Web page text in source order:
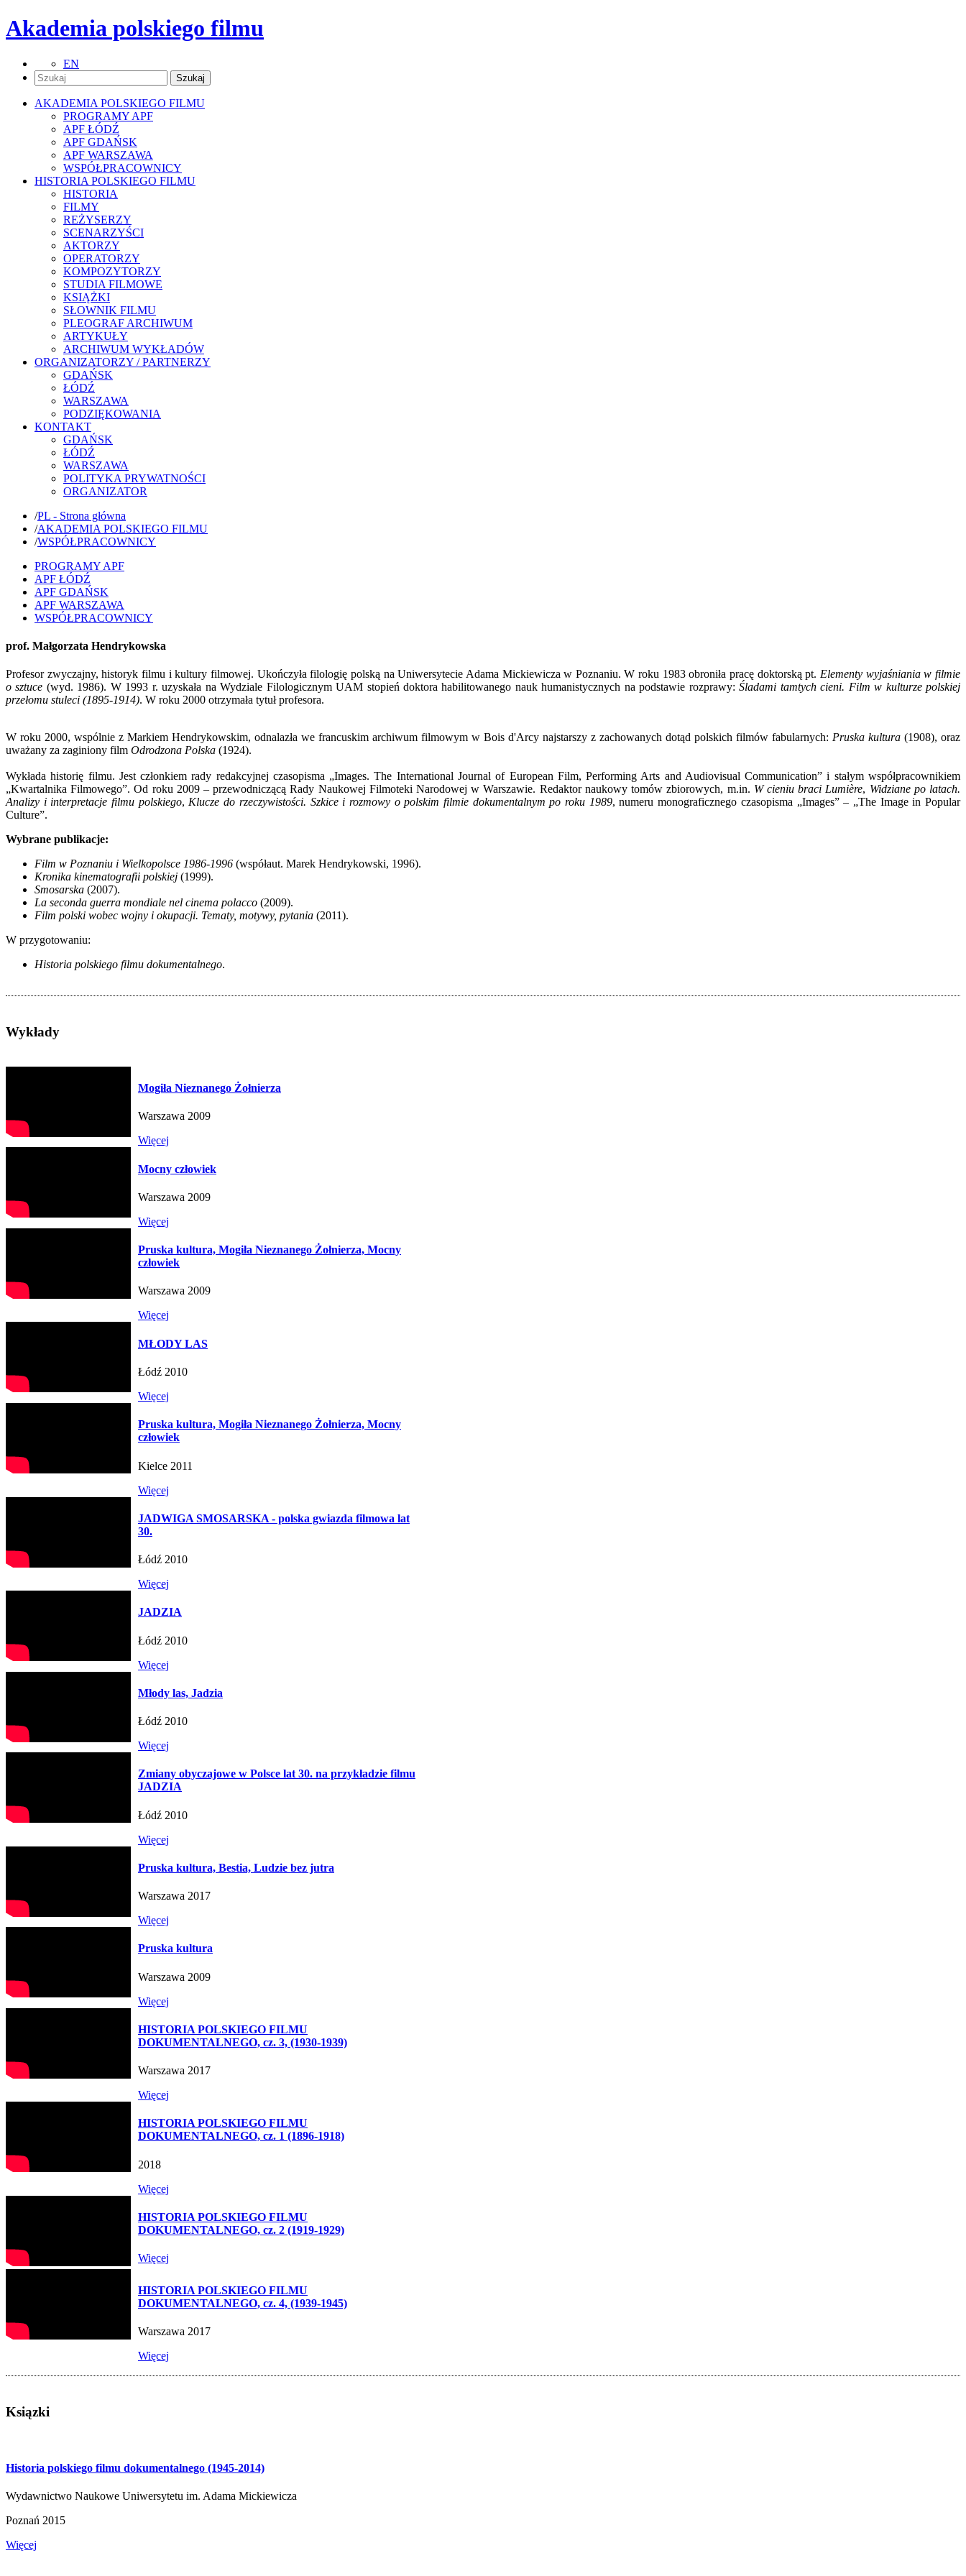
Akademia polskiego filmu
EN
AKADEMIA POLSKIEGO FILMU
PROGRAMY APF
APF ŁÓDŹ
APF GDAŃSK
APF WARSZAWA
WSPÓŁPRACOWNICY
HISTORIA POLSKIEGO FILMU
HISTORIA
FILMY
REŻYSERZY
SCENARZYŚCI
AKTORZY
OPERATORZY
KOMPOZYTORZY
STUDIA FILMOWE
KSIĄŻKI
SŁOWNIK FILMU
PLEOGRAF ARCHIWUM
ARTYKUŁY
ARCHIWUM WYKŁADÓW
ORGANIZATORZY / PARTNERZY
GDAŃSK
ŁÓDŹ
WARSZAWA
PODZIĘKOWANIA
KONTAKT
GDAŃSK
ŁÓDŹ
WARSZAWA
POLITYKA PRYWATNOŚCI
ORGANIZATOR
/PL - Strona główna
/AKADEMIA POLSKIEGO FILMU
/WSPÓŁPRACOWNICY
PROGRAMY APF
APF ŁÓDŹ
APF GDAŃSK
APF WARSZAWA
WSPÓŁPRACOWNICY
prof. Małgorzata Hendrykowska
Profesor zwyczajny, historyk filmu i kultury filmowej. Ukończyła filologię polską na Uniwersytecie Adama Mickiewicza w Poznaniu. W roku 1983 obroniła pracę doktorską pt.Elementy wyjaśniania w filmie
o sztuce (wyd. 1986). W 1993 r. uzyskała na Wydziale Filologicznym UAM stopień doktora habilitowanego nauk humanistycznych na podstawie rozprawy:Śladami tamtych cieni. Film w kulturze polskiej
przełomu stuleci (1895-1914). W roku 2000 otrzymała tytuł profesora.
W roku 2000, wspólnie z Markiem Hendrykowskim, odnalazła we francuskim archiwum filmowym w Bois d'Arcy najstarszy z zachowanych dotąd polskich filmów fabularnych: Pruska kultura (1908), oraz
uważany za zaginiony film Odrodzona Polska (1924).
Wykłada historię filmu. Jest członkiem rady redakcyjnej czasopisma „Images. The International Journal of European Film, Performing Arts and Audiovisual Communication” i stałym współpracownikiem
„Kwartalnika Filmowego”. Od roku 2009 – przewodniczącą Rady Naukowej Filmoteki Narodowej w Warszawie. Redaktor naukowy tomów zbiorowych, m.in. W cieniu braciLumière, Widziane po latach.
Analizy i interpretacje filmu polskiego,Klucze do rzeczywistości. Szkice i rozmowy o polskim filmie dokumentalnym po roku 1989, numeru monograficznego czasopisma „Images” – „The Image in Popular
Culture”.
Wybrane publikacje:
Film w Poznaniu i Wielkopolsce 1986-1996 (współaut. Marek Hendrykowski, 1996).
Kronika kinematografii polskiej (1999).
Smosarska (2007).
La seconda guerra mondiale nel cinema polacco (2009).
Film polski wobec wojny i okupacji. Tematy, motywy, pytania (2011).
W przygotowaniu:
Historia polskiego filmu dokumentalnego.
Wykłady
Mogiła Nieznanego Żołnierza
Warszawa 2009
Więcej
Mocny człowiek
Warszawa 2009
Więcej
Pruska kultura, Mogiła Nieznanego Żołnierza, Mocny
człowiek
Warszawa 2009
Więcej
MŁODY LAS
Łódź 2010
Więcej
Pruska kultura, Mogiła Nieznanego Żołnierza, Mocny
człowiek
Kielce 2011
Więcej
JADWIGA SMOSARSKA - polska gwiazda filmowa lat
30.
Łódź 2010
Więcej
JADZIA
Łódź 2010
Więcej
Młody las, Jadzia
Łódź 2010
Więcej
Zmiany obyczajowe w Polsce lat 30. na przykładzie filmu
JADZIA
Łódź 2010
Więcej
Pruska kultura, Bestia, Ludzie bez jutra
Warszawa 2017
Więcej
Pruska kultura
Warszawa 2009
Więcej
HISTORIA POLSKIEGO FILMU
DOKUMENTALNEGO, cz. 3, (1930-1939)
Warszawa 2017
Więcej
HISTORIA POLSKIEGO FILMU
DOKUMENTALNEGO, cz. 1 (1896-1918)
2018
Więcej
HISTORIA POLSKIEGO FILMU
DOKUMENTALNEGO, cz. 2 (1919-1929)
Więcej
HISTORIA POLSKIEGO FILMU
DOKUMENTALNEGO, cz. 4, (1939-1945)
Warszawa 2017
Więcej
Ksiązki
Historia polskiego filmu dokumentalnego (1945-2014)
Wydawnictwo Naukowe Uniwersytetu im. Adama Mickiewicza
Poznań 2015
Więcej